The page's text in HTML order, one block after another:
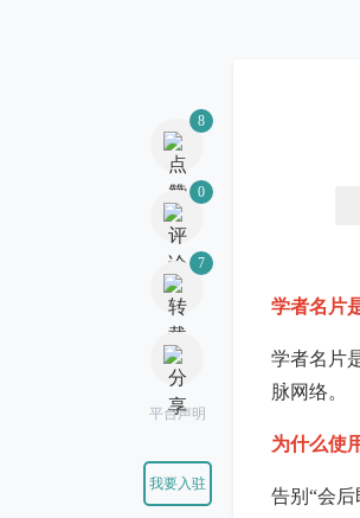
平台声明
学者名片
学者名片
脉网络。
为什么使
告别“会